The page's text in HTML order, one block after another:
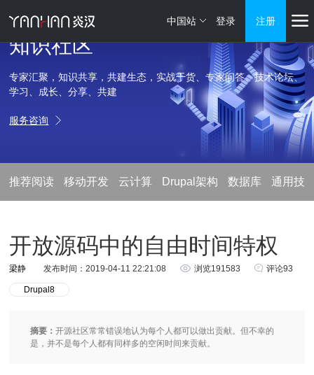
中国站 登录 注册
知识社区
专家汇聚，知识共享，共建生态，实战干货、专家问答、技术论坛、
学习、成长、分享、共建
服务咨询
推荐阅读 移动开发 云计算 Drupal架构 数据库 通用技
开放源码中的自由时间特权
梁静 发布时间：2019-04-11 22:21:08 浏览191583 评论93
Drupal8
摘要：开源社区常常错误地认为每个人都可以做出贡献。但不幸的
是，并不是每个人都有同样多的空闲时间来贡献。